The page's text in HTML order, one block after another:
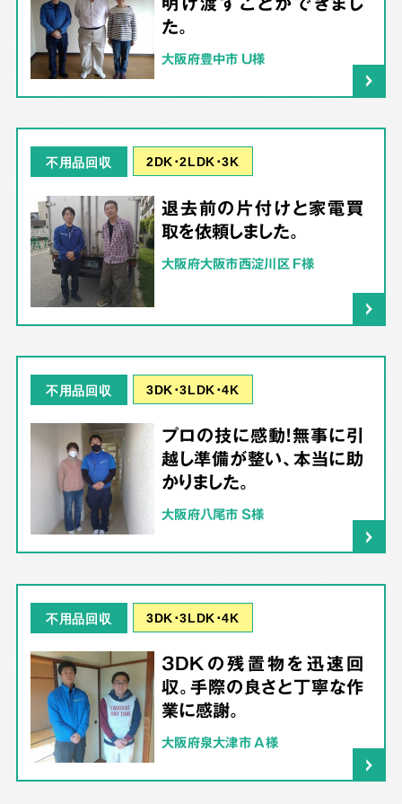
た。
大阪府豊中市 U様
不用品回収 2DK･2LDK･3K
退去前の片付けと家電買
取を依頼しました。
大阪府大阪市西淀川区 F様
不用品回収 3DK･3LDK･4K
プロの技に感動！無事に引
越し準備が整い、本当に助
かりました。
大阪府八尾市 S様
不用品回収 3DK･3LDK･4K
3DKの残置物を迅速回
収。手際の良さと丁寧な作
業に感謝。
大阪府泉大津市 A様